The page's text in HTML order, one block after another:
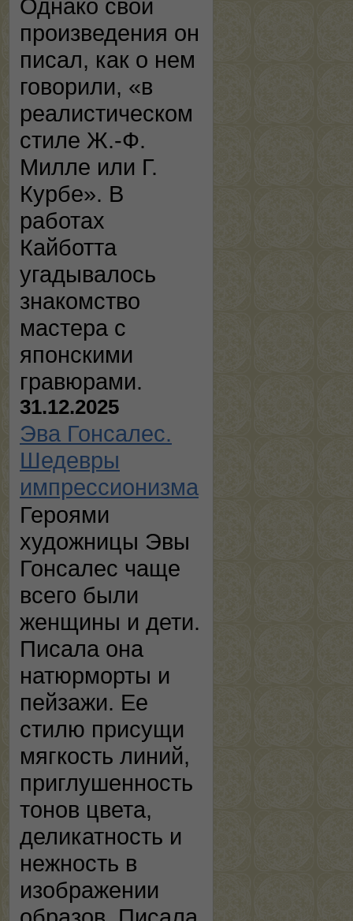
Однако свои
произведения он
писал, как о нем
говорили, «в
реалистическом
стиле Ж.-Ф.
Милле или Г.
Курбе». В
работах
Кайботта
угадывалось
знакомство
мастера с
японскими
гравюрами.
31.12.2025
Эва Гонсалес.
Шедевры
импрессионизма
Героями
художницы Эвы
Гонсалес чаще
всего были
женщины и дети.
Писала она
натюрморты и
пейзажи. Ее
стилю присущи
мягкость линий,
приглушенность
тонов цвета,
деликатность и
нежность в
изображении